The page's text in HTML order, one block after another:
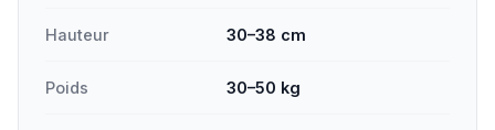
Hauteur 30–38 cm
Poids 30–50 kg